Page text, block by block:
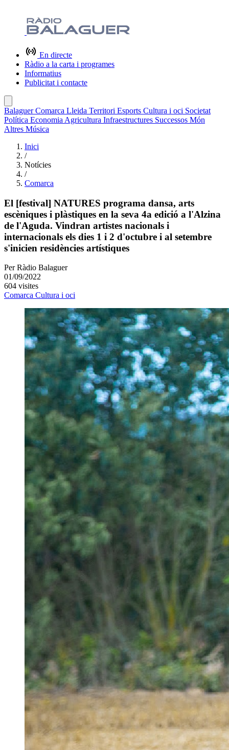
En directe
Ràdio a la carta i programes
Informatius
Publicitat i contacte
BalaguerComarca Lleida Territori Esports Cultura i oci Societat
Política Economia Agricultura Infraestructures Successos Món
Altres Música
Inici
/
Notícies
/
Comarca
El [festival] NATURES programa dansa, arts
escèniques i plàstiques en la seva 4a edició a l'Alzina
de l'Aguda. Vindran artistes nacionals i
internacionals els dies 1 i 2 d'octubre i al setembre
s'inicien residències artístiques
Per Ràdio Balaguer
01/09/2022
604 visites
Comarca Cultura i oci